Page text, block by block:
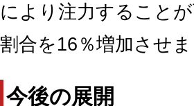
により注力すること
割合を16％増加させま
今後の展開